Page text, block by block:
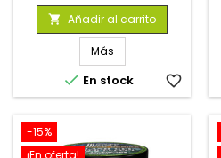
base
 Añadir al carrito
Más
 En stock favorite_border
-15%
¡En oferta!